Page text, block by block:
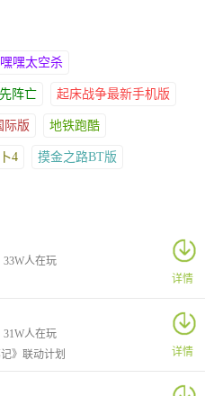
简单，只需要点击手机屏幕中任
值以及对应的捕捉成功率，一
小。
款捕鱼游戏在学习上来说都十
如果你还没学会不妨回过头去
嘿嘿太空杀
阵亡 起床战争最新手机版
际版 地铁跑酷
4 摸金之路BT版
33W人在玩
详情
31W人在玩
》联动计划
详情